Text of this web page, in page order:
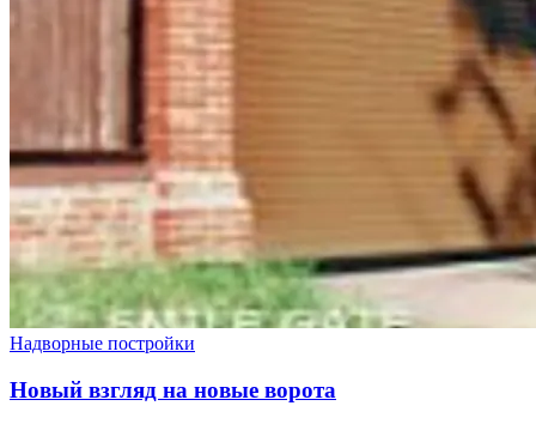
Надворные постройки
Новый взгляд на новые ворота